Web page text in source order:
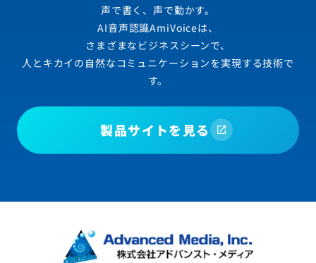
声で書く、声で動かす。
AI音声認識AmiVoiceは、
さまざまなビジネスシーンで、
人とキカイの自然なコミュニケーションを実現する技術で
す。
製品サイトを見る